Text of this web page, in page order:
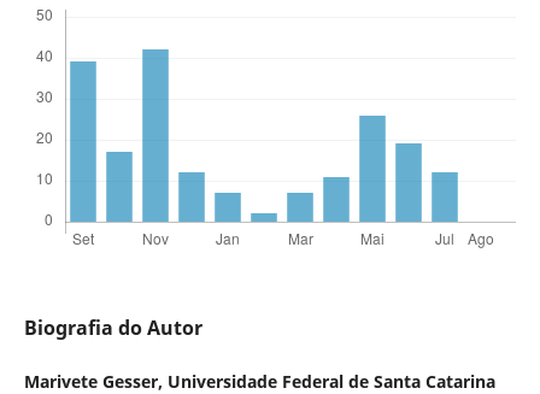
Biografia do Autor
Marivete Gesser, Universidade Federal de Santa Catarina